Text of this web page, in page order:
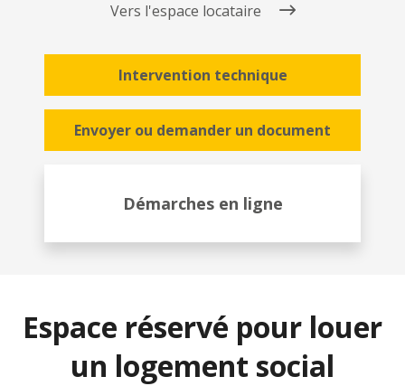
Vers l'espace locataire
Intervention technique
Envoyer ou demander un document
Démarches en ligne
Espace réservé pour louer
un logement social